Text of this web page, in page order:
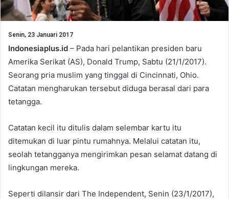
Senin, 23 Januari 2017
Indonesiaplus.id – Pada hari pelantikan presiden baru
Amerika Serikat (AS), Donald Trump, Sabtu (21/1/2017).
Seorang pria muslim yang tinggal di Cincinnati, Ohio.
Catatan mengharukan tersebut diduga berasal dari para
tetangga.
Catatan kecil itu ditulis dalam selembar kartu itu
ditemukan di luar pintu rumahnya. Melalui catatan itu,
seolah tetangganya mengirimkan pesan selamat datang di
lingkungan mereka.
Seperti dilansir dari The Independent, Senin (23/1/2017),